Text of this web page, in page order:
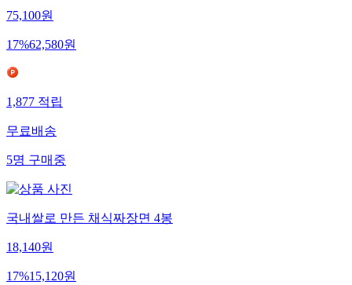
75,100원
17%62,580원
1,877적립
무료배송
5명구매중
국내쌀로 만든 채식짜장면 4봉
18,140원
17%15,120원